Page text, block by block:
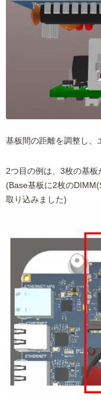
基板間の距離を調整し、
2つ目の例は、3枚の基板
(Base基板に2枚の
取り込みました)